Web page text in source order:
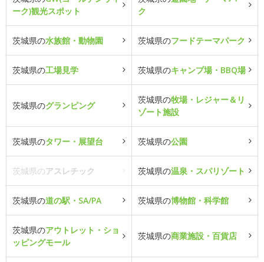
ーク)観光スポット
ク
茨城県の水族館・動物園 茨城県のフードテーマパーク
茨城県の工場見学 茨城県のキャンプ場・BBQ場
茨城県のグランピング
茨城県の牧場・レジャー＆リ
ゾート施設
茨城県のタワー・展望台 茨城県の公園
茨城県のアスレチック 茨城県の温泉・スパリゾート
茨城県の道の駅・SA/PA 茨城県の博物館・科学館
茨城県のアウトレット・ショ
ッピングモール
茨城県の商業施設・百貨店